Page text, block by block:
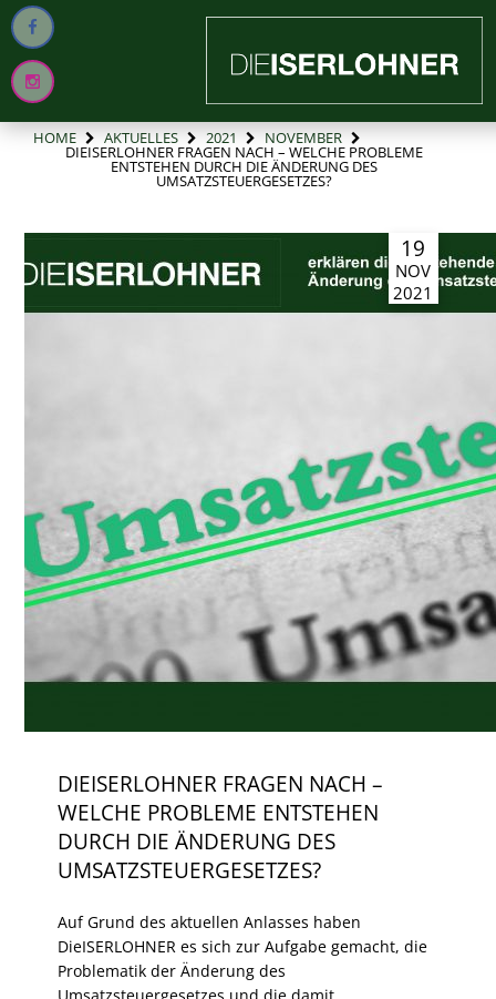
HOME AKTUELLES 2021 NOVEMBER
DIEISERLOHNER FRAGEN NACH – WELCHE PROBLEME
ENTSTEHEN DURCH DIE ÄNDERUNG DES
UMSATZSTEUERGESETZES?
19
NOV
2021
DIEISERLOHNER FRAGEN NACH –
WELCHE PROBLEME ENTSTEHEN
DURCH DIE ÄNDERUNG DES
UMSATZSTEUERGESETZES?
Auf Grund des aktuellen Anlasses haben
DieISERLOHNER es sich zur Aufgabe gemacht, die
Problematik der Änderung des